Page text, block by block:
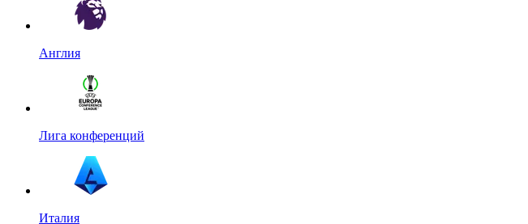
Англия
Лига конференций
Италия